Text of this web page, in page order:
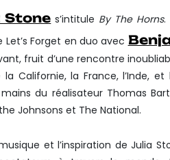
Stone s’intitule By The Horns.
Forget en duo avec
fruit d’une rencontre
Californie, la France, l’Inde, et
du réalisateur Thomas
Johnsons et The National.
et l’inspiration de Julia